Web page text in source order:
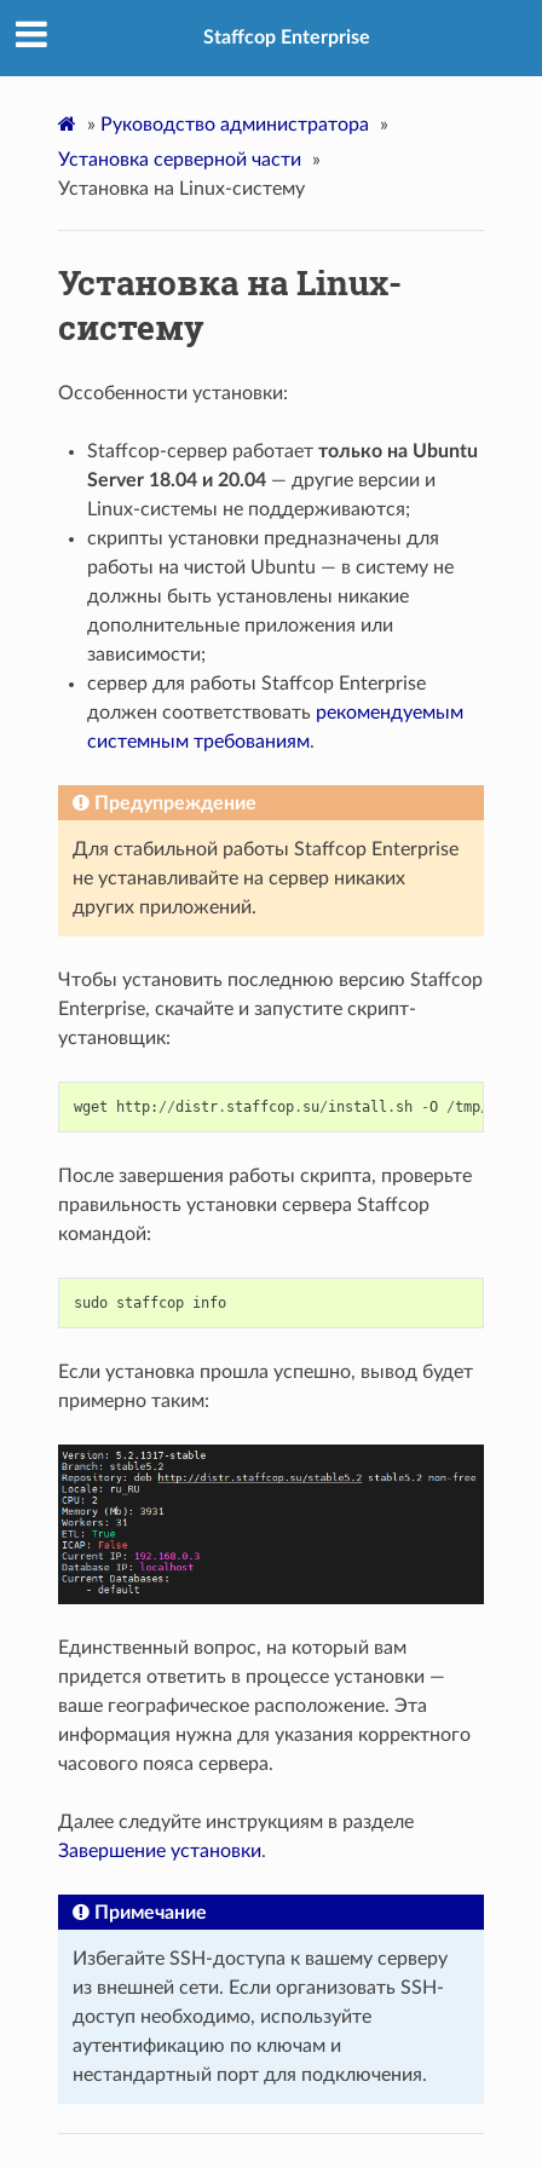
Staffcop Enterprise
» Руководство администратора
»
Установка серверной части
»
Установка на Linux-систему
Установка на Linux-
систему
Оссобенности установки:
Staffcop-сервер работаеттолько на Ubuntu
Server 18.04 и 20.04 — другие версии и
Linux-системы не поддерживаются;
скрипты установки предназначены для
работы на чистой Ubuntu — в систему не
должны быть установлены никакие
дополнительные приложения или
зависимости;
сервер для работы Staffcop Enterprise
должен соответствовать рекомендуемым
системным требованиям.
Предупреждение
Для стабильной работы Staffcop Enterprise
не устанавливайте на сервер никаких
других приложений.
Чтобы установить последнюю версию Staffcop
Enterprise, скачайте и запустите скрипт-
установщик:
wget http: //distr . staffcop . su/install . sh -O /tmp/
После завершения работы скрипта, проверьте
правильность установки сервера Staffcop
командой:
sudo staffcop info
Если установка прошла успешно, вывод будет
примерно таким:
Единственный вопрос, на который вам
придется ответить в процессе установки —
ваше географическое расположение. Эта
информация нужна для указания корректного
часового пояса сервера.
Далее следуйте инструкциям в разделе
Завершение установки.
Примечание
Избегайте SSH-доступа к вашему серверу
из внешней сети. Если организовать SSH-
доступ необходимо, используйте
аутентификацию по ключам и
нестандартный порт для подключения.